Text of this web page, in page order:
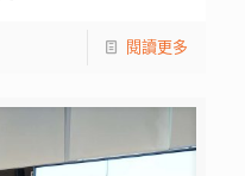
閱讀更多